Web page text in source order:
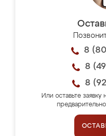
8
8
8
Или оставьте заявку